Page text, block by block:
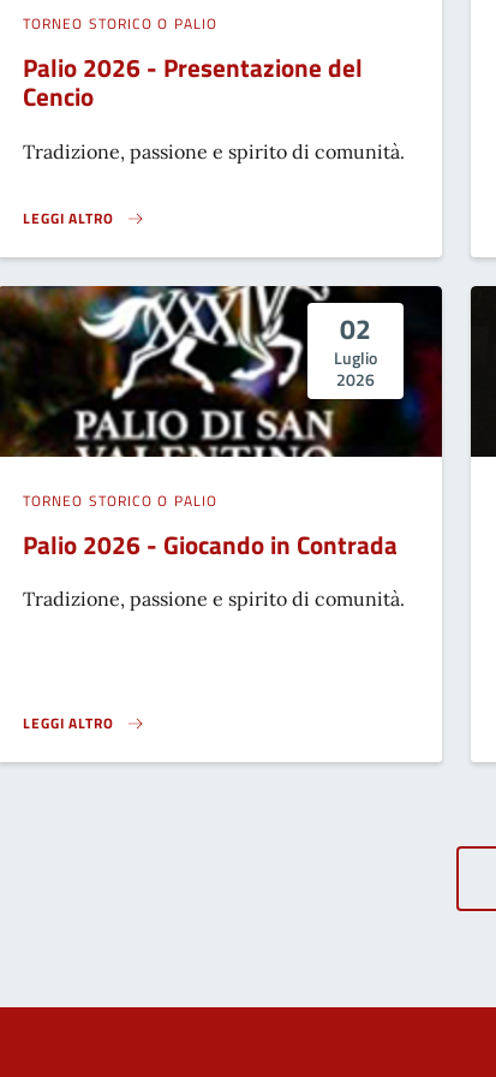
TORNEO STORICO O PALIO
Palio 2026 - Presentazione del
Cencio
Tradizione, passione e spirito di comunità.
LEGGI ALTRO
PALIO 2026 - PRESENTAZIONE DEL CENCIO}
02
Luglio
2026
TORNEO STORICO O PALIO
Palio 2026 - Giocando in Contrada
Tradizione, passione e spirito di comunità.
LEGGI ALTRO
PALIO 2026 - GIOCANDO IN CONTRADA}